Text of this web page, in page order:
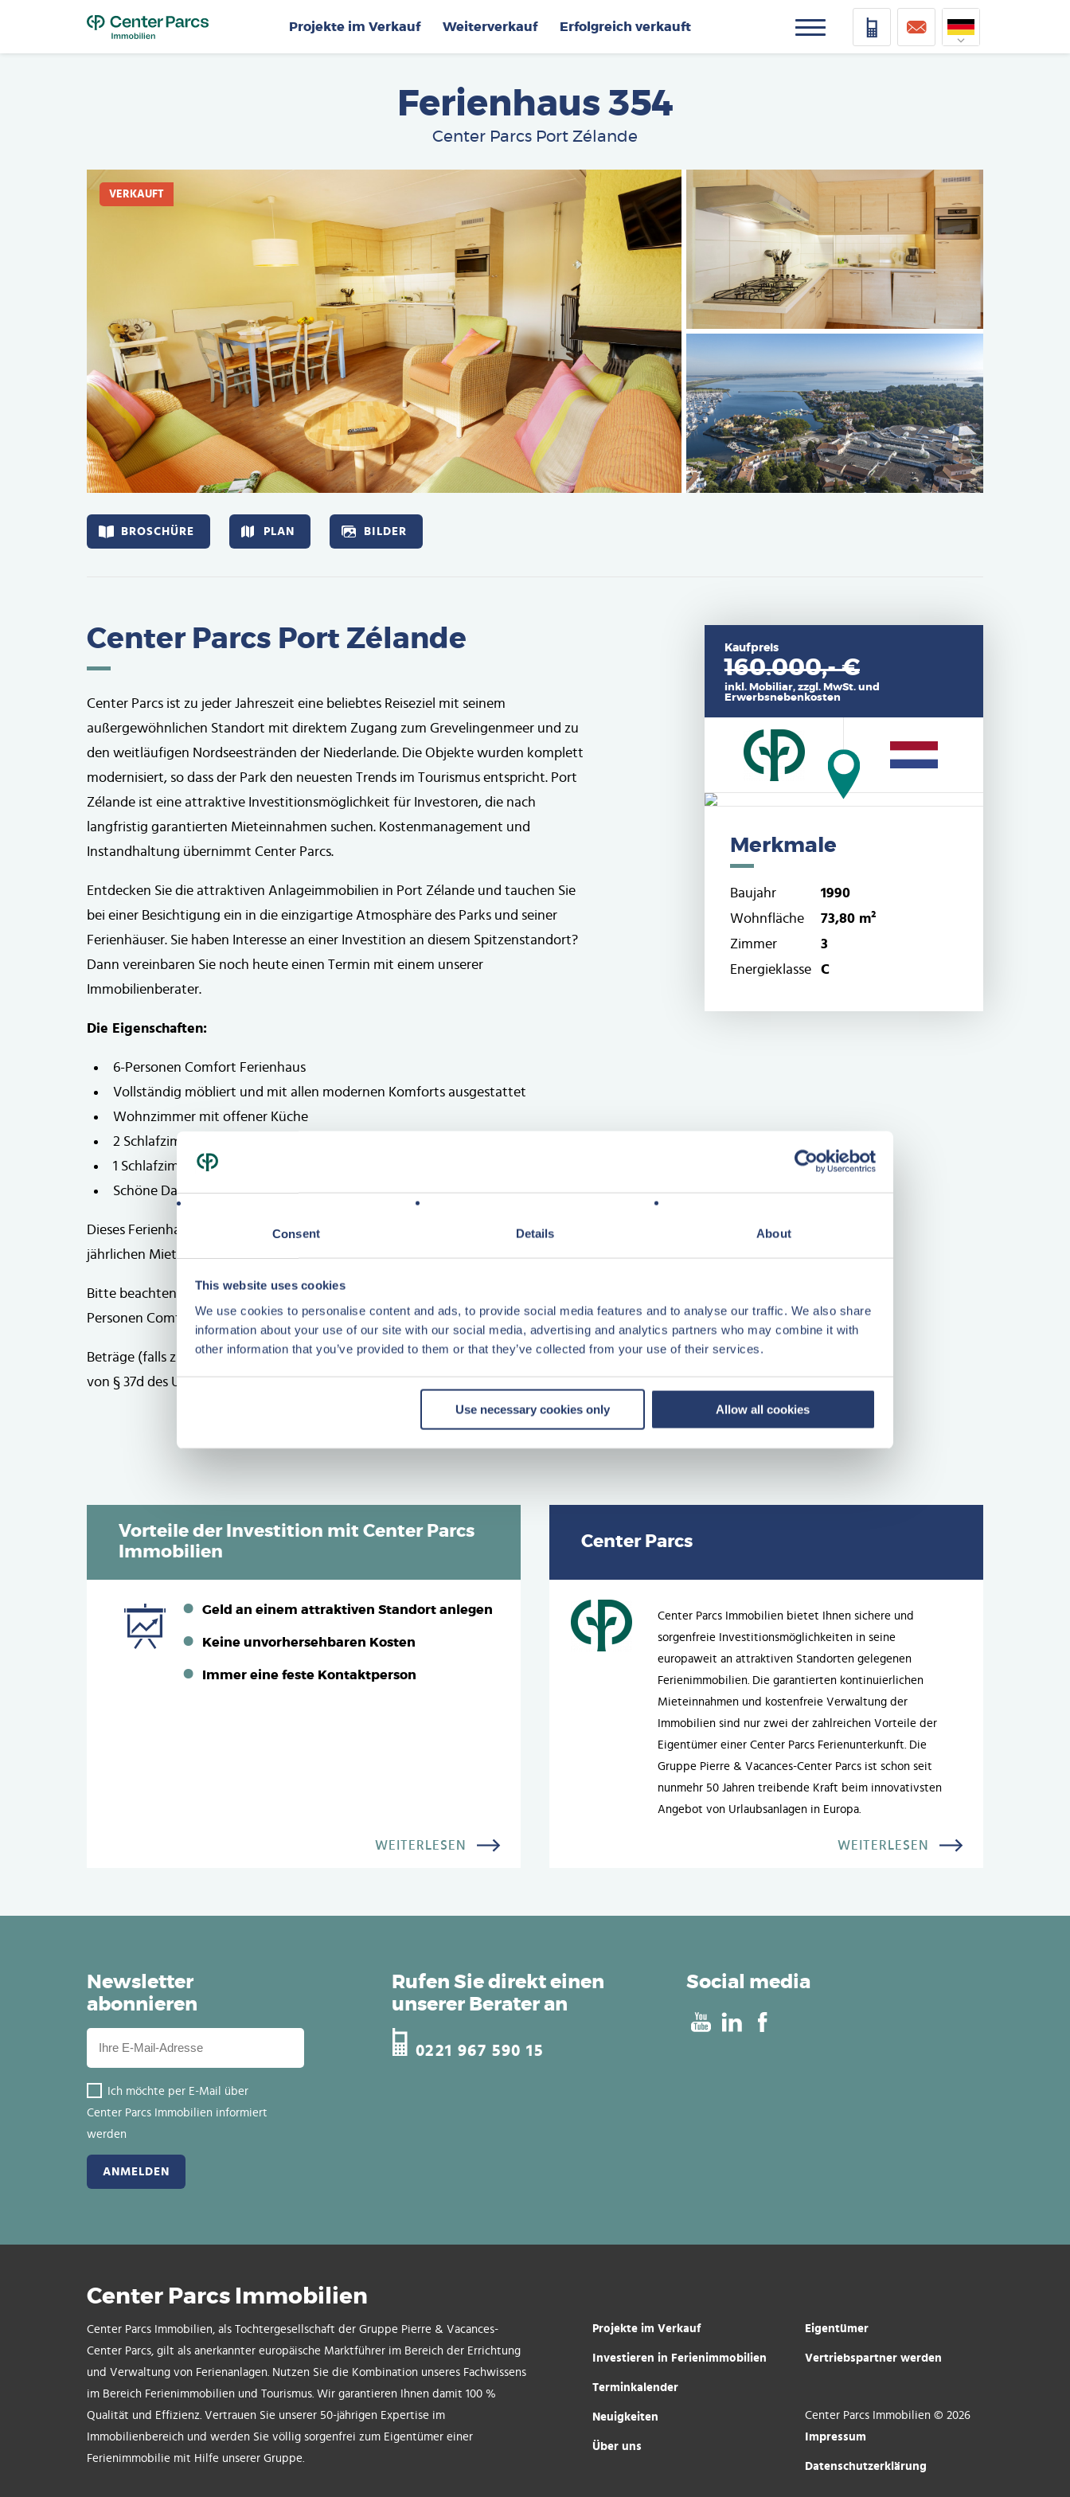
Consent Details About
This website uses cookies
We use cookies to personalise content and ads, to provide social media features and to analyse our traffic. We also share
information about your use of our site with our social media, advertising and analytics partners who may combine it with
other information that you’ve provided to them or that they’ve collected from your use of their services.
Use necessary cookies only Allow all cookies
Top
Projekte im Verkauf Weiterverkauf Erfolgreich verkauft
Vlaams
Ferienhaus 354
Center Parcs Port Zélande
VERKAUFT
Afbeelding
BROSCHÜRE PLAN
Plan
BILDER
Center Parcs Port Zélande
Center Parcs ist zu jeder Jahreszeit eine beliebtes Reiseziel mit seinem
außergewöhnlichen Standort mit direktem Zugang zum Grevelingenmeer und zu
den weitläufigen Nordseestränden der Niederlande. Die Objekte wurden komplett
modernisiert, so dass der Park den neuesten Trends im Tourismus entspricht. Port
Zélande ist eine attraktive Investitionsmöglichkeit für Investoren, die nach
langfristig garantierten Mieteinnahmen suchen. Kostenmanagement und
Instandhaltung übernimmt Center Parcs.
Entdecken Sie die attraktiven Anlageimmobilien in Port Zélande und tauchen Sie
bei einer Besichtigung ein in die einzigartige Atmosphäre des Parks und seiner
Ferienhäuser. Sie haben Interesse an einer Investition an diesem Spitzenstandort?
Dann vereinbaren Sie noch heute einen Termin mit einem unserer
Immobilienberater.
Die Eigenschaften:
6-Personen Comfort Ferienhaus
Vollständig möbliert und mit allen modernen Komforts ausgestattet
Wohnzimmer mit offener Küche
2 Schlafzimmer und 1 Badezimmer im 1. Stock
1 Schlafzimmer im 2. Stock
Schöne Dachterrasse
Dieses Ferienhaus wird mit einem festen Mietvertrag angeboten, wobei sich die
jährlichen Mieteinnahmen auf 8.942 € belaufen (Stand 2025).
Bitte beachten Sie: Die Bilder in dieser Broschüre sind von einem vergleichbaren 6-
Personen Comfort Ferienhaus.
Beträge (falls zutreffend) ohne Mehrwertsteuer. Übertragung unter Anwendung
von § 37d des Umsatzsteuergesetzes.
Kaufpreis
160.000,- €
inkl. Mobiliar, zzgl. MwSt. und
Erwerbsnebenkosten
Merkmale
Baujahr
1990
Wohnfläche
73,80 m²
Zimmer
3
Energieklasse
C
Vorteile der Investition mit Center Parcs
Immobilien
Geld an einem attraktiven Standort anlegen
Keine unvorhersehbaren Kosten
Immer eine feste Kontaktperson
WEITERLESEN
Center Parcs
Center Parcs Immobilien bietet Ihnen sichere und
sorgenfreie Investitionsmöglichkeiten in seine
europaweit an attraktiven Standorten gelegenen
Ferienimmobilien. Die garantierten kontinuierlichen
Mieteinnahmen und kostenfreie Verwaltung der
Immobilien sind nur zwei der zahlreichen Vorteile der
Eigentümer einer Center Parcs Ferienunterkunft. Die
Gruppe Pierre & Vacances-Center Parcs ist schon seit
nunmehr 50 Jahren treibende Kraft beim innovativsten
Angebot von Urlaubsanlagen in Europa.
WEITERLESEN
Newsletter
abonnieren
Ich möchte per E-Mail über
Center Parcs Immobilien informiert
werden
Rufen Sie direkt einen
unserer Berater an
0221 967 590 15
Social media
Center Parcs Immobilien
Center Parcs Immobilien, als Tochtergesellschaft der Gruppe Pierre & Vacances-
Center Parcs, gilt als anerkannter europäische Marktführer im Bereich der Errichtung
und Verwaltung von Ferienanlagen. Nutzen Sie die Kombination unseres Fachwissens
im Bereich Ferienimmobilien und Tourismus. Wir garantieren Ihnen damit 100 %
Qualität und Effizienz. Vertrauen Sie unserer 50-jährigen Expertise im
Immobilienbereich und werden Sie völlig sorgenfrei zum Eigentümer einer
Ferienimmobilie mit Hilfe unserer Gruppe.
Projekte im Verkauf
Investieren in Ferienimmobilien
Terminkalender
Neuigkeiten
Über uns
Eigentümer
Vertriebspartner werden
Center Parcs Immobilien © 2026
Impressum
Datenschutzerklärung